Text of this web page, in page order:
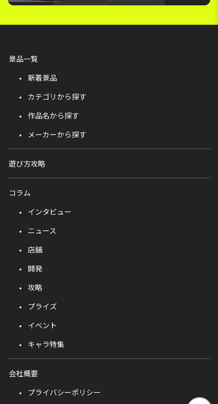
景品一覧
新着景品
カテゴリから探す
作品名から探す
メーカーから探す
遊び方攻略
コラム
インタビュー
ニュース
店舗
開発
攻略
プライズ
イベント
キャラ特集
会社概要
プライバシーポリシー